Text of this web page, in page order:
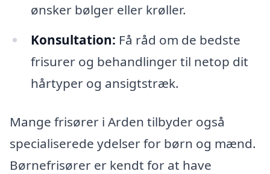
ønsker bølger eller krøller.
Konsultation: Få råd om de bedste
frisurer og behandlinger til netop dit
hårtyper og ansigtstræk.
Mange frisører i Arden tilbyder også
specialiserede ydelser for børn og mænd.
Børnefrisører er kendt for at have